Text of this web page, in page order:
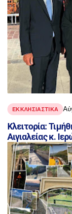
ΕΚΚΛΗΣΙΑΣΤΙΚΑ
Κλειτορία:
Αιγιαλείας κ.